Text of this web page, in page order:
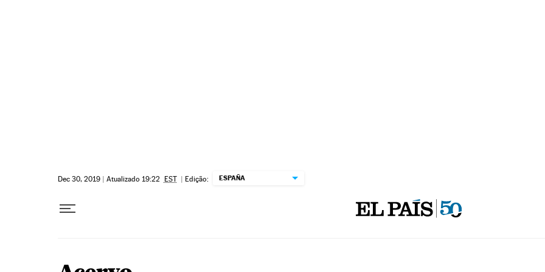
Dec 30, 2019 | Atualizado 19:22 EST | Edição: ESPAÑA